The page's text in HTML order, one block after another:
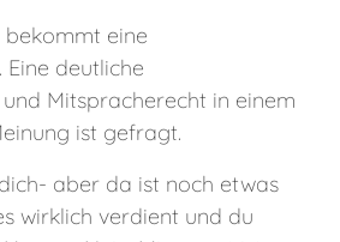
bekommt eine
Eine deutliche
Mitspracherecht in einem
ist gefragt.
aber da ist noch etwas
wirklich verdient und du